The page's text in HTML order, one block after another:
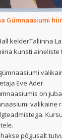
Gümnaasiumi
kelderTallinna
kunsti
Eve Ader.
on
valikaine
põgusalt